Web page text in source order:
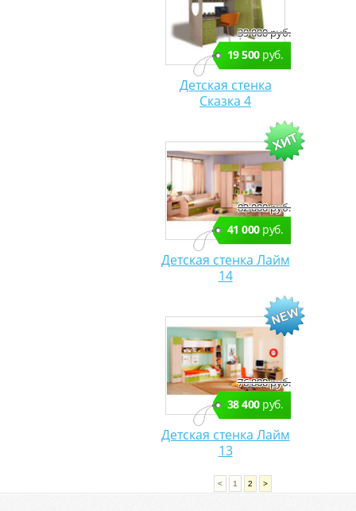
39 000 руб.
19 500руб.
Детская стенка
Сказка 4
82 000 руб.
41 000руб.
Детская стенка Лайм
14
76 800 руб.
38 400руб.
Детская стенка Лайм
13
< 1 2 >